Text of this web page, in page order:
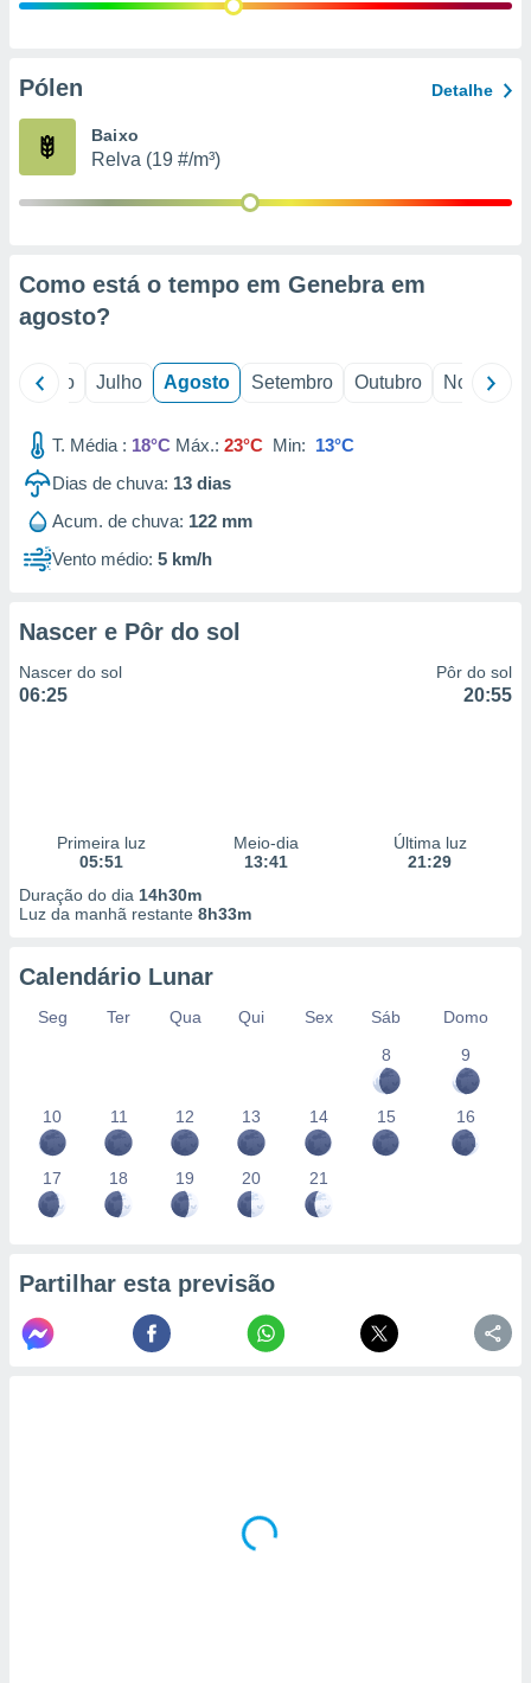
e
de
Pólen Detalhe
Baixo
Relva (19 #/m³)
Como está o tempo em Genebra em
agosto?
Junho Julho Agosto Setembro Outubro Novembro
T. Média : 18°C Máx.: 23°C Min: 13°C
Dias de chuva: 13 dias
Acum. de chuva: 122 mm
Vento médio: 5 km/h
Nascer e Pôr do sol
Nascer do sol
06:25
Pôr do sol
20:55
Primeira luz
05:51
Meio-dia
13:41
Última luz
21:29
Duração do dia 14h30m
Luz da manhã restante 8h33m
Calendário Lunar
Seg Ter Qua Qui Sex Sáb
Domo
8
9
10 11 12 13 14 15 16
17 18 19 20 21
Partilhar esta previsão